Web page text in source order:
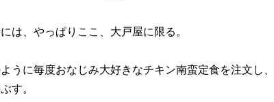
は、 やっぱりここ、大戸屋に限る。
うに毎度おなじみ大好きなチキン南蛮定食を注文し、
す。